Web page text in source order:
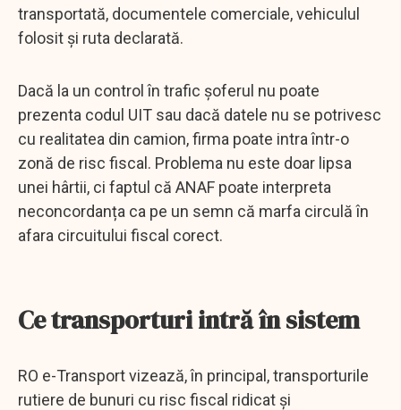
transportată, documentele comerciale, vehiculul
folosit și ruta declarată.
Dacă la un control în trafic șoferul nu poate
prezenta codul UIT sau dacă datele nu se potrivesc
cu realitatea din camion, firma poate intra într-o
zonă de risc fiscal. Problema nu este doar lipsa
unei hârtii, ci faptul că ANAF poate interpreta
neconcordanța ca pe un semn că marfa circulă în
afara circuitului fiscal corect.
Ce transporturi intră în sistem
RO e-Transport vizează, în principal, transporturile
rutiere de bunuri cu risc fiscal ridicat și